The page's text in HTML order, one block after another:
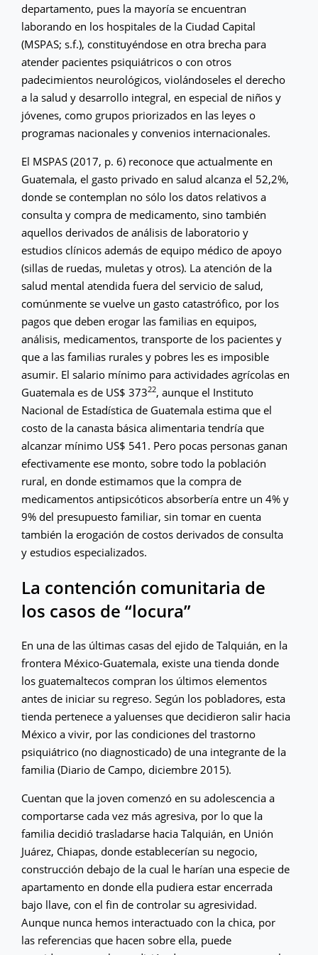
departamento, pues la mayoría se encuentran
laborando en los hospitales de la Ciudad Capital
(MSPAS; s.f.), constituyéndose en otra brecha para
atender pacientes psiquiátricos o con otros
padecimientos neurológicos, violándoseles el derecho
a la salud y desarrollo integral, en especial de niños y
jóvenes, como grupos priorizados en las leyes o
programas nacionales y convenios internacionales.
El MSPAS (2017, p. 6) reconoce que actualmente en
Guatemala, el gasto privado en salud alcanza el 52,2%,
donde se contemplan no sólo los datos relativos a
consulta y compra de medicamento, sino también
aquellos derivados de análisis de laboratorio y
estudios clínicos además de equipo médico de apoyo
(sillas de ruedas, muletas y otros). La atención de la
salud mental atendida fuera del servicio de salud,
comúnmente se vuelve un gasto catastrófico, por los
pagos que deben erogar las familias en equipos,
análisis, medicamentos, transporte de los pacientes y
que a las familias rurales y pobres les es imposible
asumir. El salario mínimo para actividades agrícolas en
Guatemala es de US$ 37322, aunque el Instituto
Nacional de Estadística de Guatemala estima que el
costo de la canasta básica alimentaria tendría que
alcanzar mínimo US$ 541. Pero pocas personas ganan
efectivamente ese monto, sobre todo la población
rural, en donde estimamos que la compra de
medicamentos antipsicóticos absorbería entre un 4% y
9% del presupuesto familiar, sin tomar en cuenta
también la erogación de costos derivados de consulta
y estudios especializados.
La contención comunitaria de
los casos de “locura”
En una de las últimas casas del ejido de Talquián, en la
frontera México-Guatemala, existe una tienda donde
los guatemaltecos compran los últimos elementos
antes de iniciar su regreso. Según los pobladores, esta
tienda pertenece a yaluenses que decidieron salir hacia
México a vivir, por las condiciones del trastorno
psiquiátrico (no diagnosticado) de una integrante de la
familia (Diario de Campo, diciembre 2015).
Cuentan que la joven comenzó en su adolescencia a
comportarse cada vez más agresiva, por lo que la
familia decidió trasladarse hacia Talquián, en Unión
Juárez, Chiapas, donde establecerían su negocio,
construcción debajo de la cual le harían una especie de
apartamento en donde ella pudiera estar encerrada
bajo llave, con el fin de controlar su agresividad.
Aunque nunca hemos interactuado con la chica, por
las referencias que hacen sobre ella, puede